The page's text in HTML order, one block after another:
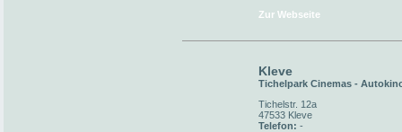
Zur Webseite
Kleve
Tichelpark Cinemas -
Tichelstr. 12a
47533 Kleve
Telefon: -